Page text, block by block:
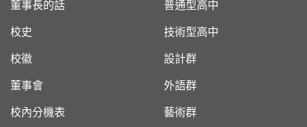
董事長的話
校史
校徽
董事會
校內分機表
普通型高中
技術型高中
設計群
外語群
藝術群